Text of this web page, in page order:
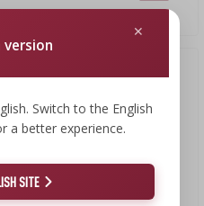
version
Switch to the English
a better experience.
SITE